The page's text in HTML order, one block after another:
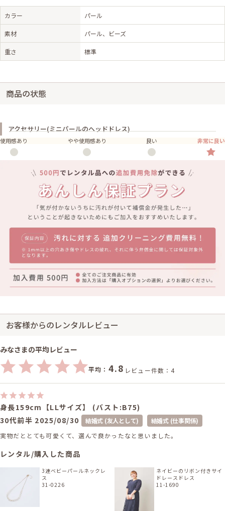
カラー パール
素材 パール、ビーズ
重さ 標準
商品の状態
アクセサリー(ミニパールのヘッドドレス)
使用感あり やや使用感あり 良い 非常に良い
お客様からのレンタルレビュー
みなさまの平均レビュー
平均： 4.8 レビュー件数：4
身長159cm【LLサイズ】 (バスト:B75)
30代前半 2025/08/30 結婚式 (友人として)
結婚式 (仕事関係)
実物だととても可愛くて、選んで良かったなと思いました。
レンタル/購入した商品
3連ベビーパールネックレ
ス
31-0226
ネイビーのリボン付きサイ
ドレースドレス
11-1690